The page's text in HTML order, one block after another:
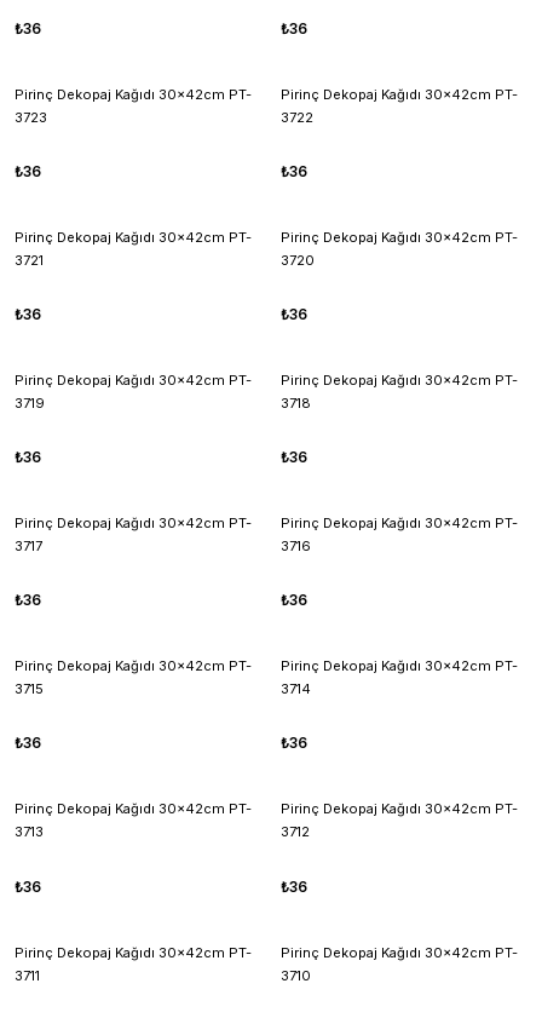
₺36 ₺36
Pirinç Dekopaj Kağıdı 30x42cm PT-
3723
₺36
Pirinç Dekopaj Kağıdı 30x42cm PT-
3722
₺36
Pirinç Dekopaj Kağıdı 30x42cm PT-
3721
₺36
Pirinç Dekopaj Kağıdı 30x42cm PT-
3720
₺36
Pirinç Dekopaj Kağıdı 30x42cm PT-
3719
₺36
Pirinç Dekopaj Kağıdı 30x42cm PT-
3718
₺36
Pirinç Dekopaj Kağıdı 30x42cm PT-
3717
₺36
Pirinç Dekopaj Kağıdı 30x42cm PT-
3716
₺36
Pirinç Dekopaj Kağıdı 30x42cm PT-
3715
₺36
Pirinç Dekopaj Kağıdı 30x42cm PT-
3714
₺36
Pirinç Dekopaj Kağıdı 30x42cm PT-
3713
₺36
Pirinç Dekopaj Kağıdı 30x42cm PT-
3712
₺36
Pirinç Dekopaj Kağıdı 30x42cm PT-
3711
Pirinç Dekopaj Kağıdı 30x42cm PT-
3710